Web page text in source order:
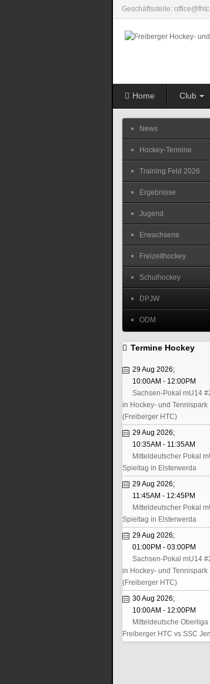
Geschäftsstelle:
Home Club
News
Hockey-Termine
Training Feld 2026
Ergebnisse
Jugend
Erwachsene
Freizeithockey
Schulhockey
DPJW
ODM
Termine Hockey
29 Aug 2026;
10:00AM - 12:00PM
Sachsen-Pokal mU14
in Hockey- und Tennispark
(Freiberger HTC)
29 Aug 2026;
10:35AM - 11:35AM
Mitteldeutscher Pokal
Spieltag in Elsterwerda
29 Aug 2026;
11:45AM - 12:45PM
Mitteldeutscher Pokal
Spieltag in Elsterwerda
29 Aug 2026;
01:00PM - 03:00PM
Sachsen-Pokal mU14
in Hockey- und Tennispark
(Freiberger HTC)
30 Aug 2026;
10:00AM - 12:00PM
Mitteldeutsche Oberliga
Freiberger HTC vs SSC